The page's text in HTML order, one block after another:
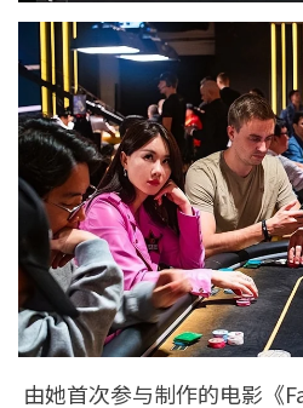
由她首次参与制作的电影《